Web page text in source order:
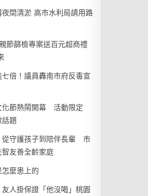
間清淤 高市水利局請用路
節篩檢專案送百元超商禮
倍！議員轟南市府反毒宣
化節熱鬧開幕 活動限定
話題
守護孩子到陪伴長輩 市
友善全齡家庭
麼患上的
人掛保證「他沒喝」桃園